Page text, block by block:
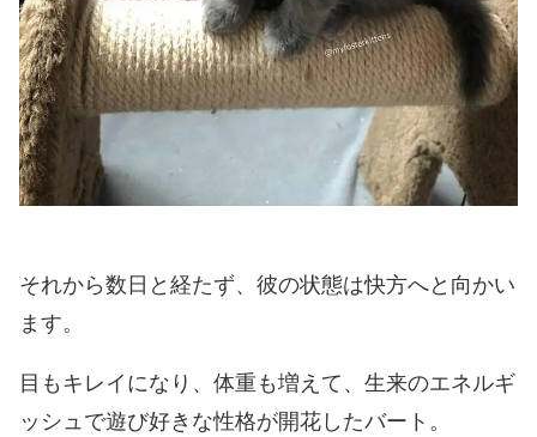
それから数日と経たず、彼の状態は快方へと向かい
ます。
目もキレイになり、体重も増えて、生来のエネルギ
ッシュで遊び好きな性格が開花したバート。